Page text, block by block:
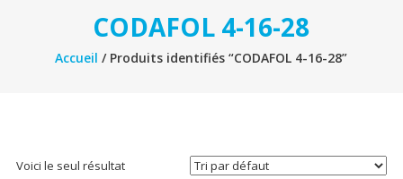
CODAFOL 4-16-28
Accueil / Produits identifiés “CODAFOL 4-16-28”
Voici le seul résultat